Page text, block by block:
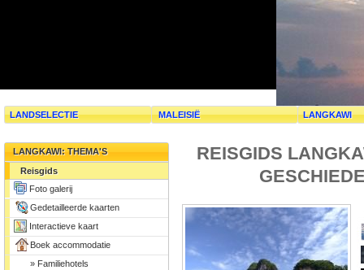
LANDSELECTIE MALEISIË LANGKAWI
LANGKAWI: THEMA'S
Reisgids
Foto galerij
Gedetailleerde kaarten
Interactieve kaart
Boek accommodatie
» Familiehotels
REISGIDS